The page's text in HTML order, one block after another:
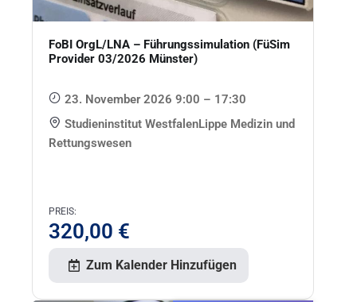
FoBI OrgL/LNA – Führungssimulation (FüSim
Provider 03/2026 Münster)
23. November 2026 9:00 – 17:30
Studieninstitut WestfalenLippe Medizin und
Rettungswesen
PREIS:
320,00 €
Zum Kalender Hinzufügen